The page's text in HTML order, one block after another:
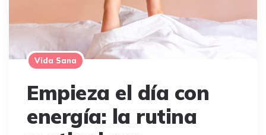
Vida Sana
Empieza el día con
energía: la rutina